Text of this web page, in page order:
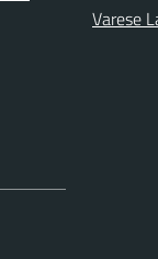
Varese